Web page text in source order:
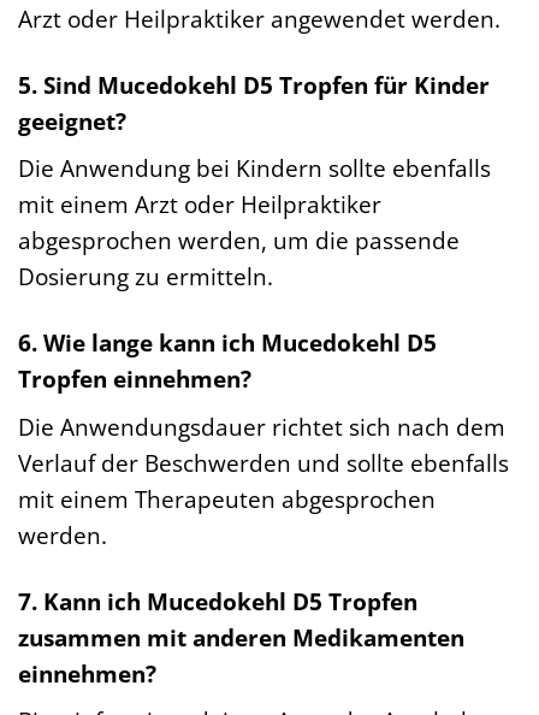
Arzt oder Heilpraktiker angewendet werden.
5. Sind Mucedokehl D5 Tropfen für Kinder
geeignet?
Die Anwendung bei Kindern sollte ebenfalls
mit einem Arzt oder Heilpraktiker
abgesprochen werden, um die passende
Dosierung zu ermitteln.
6. Wie lange kann ich Mucedokehl D5
Tropfen einnehmen?
Die Anwendungsdauer richtet sich nach dem
Verlauf der Beschwerden und sollte ebenfalls
mit einem Therapeuten abgesprochen
werden.
7. Kann ich Mucedokehl D5 Tropfen
zusammen mit anderen Medikamenten
einnehmen?